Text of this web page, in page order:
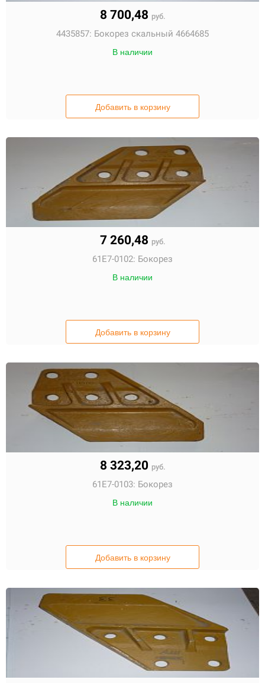
8 700,48 руб.
4435857: Бокорез скальный 4664685
В наличии
Добавить в корзину
7 260,48 руб.
61E7-0102: Бокорез
В наличии
Добавить в корзину
8 323,20 руб.
61E7-0103: Бокорез
В наличии
Добавить в корзину